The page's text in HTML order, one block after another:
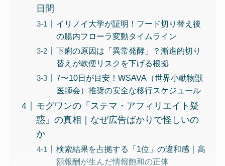
日間
イリノイ大学が証明！フード切り替え後
の腸内フローラ変動タイムライン
下痢の原因は「異常発酵」？漸進的切り
替えが軟便リスクを下げる根拠
7〜10日が目安！WSAVA（世界小動物獣
医師会）推奨の安全な移行スケジュール
モグワンの「ステマ・アフィリエイト疑
惑」の真相｜なぜ広告ばかりで怪しいの
か
検索結果を占拠する「1位」の違和感｜高
額報酬が生んだ情報飽和の正体